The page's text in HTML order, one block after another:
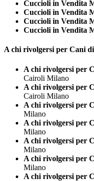
Cuccioli in Vendita
Cuccioli in Vendita
Cuccioli in Vendita
Cuccioli in Vendita
A chi rivolgersi per Cani
A chi rivolgersi per
Cairoli Milano
A chi rivolgersi per
Cairoli Milano
A chi rivolgersi per
Milano
A chi rivolgersi per
Milano
A chi rivolgersi per
Milano
A chi rivolgersi per
Milano
A chi rivolgersi per